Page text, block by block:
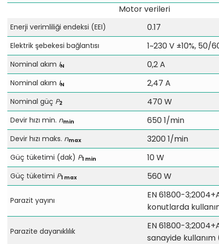
Motor verileri
Enerji verimliliği endeksi (EEI) 0.17
Elektrik şebekesi bağlantısı 1~230 V ±10%, 50/
Nominal akım IN 0,2 A
Nominal akım IN 2,47 A
Nominal güç P2 470 W
Devir hızı min. nmin 650 1/min
Devir hızı maks. nmax 3200 1/min
Güç tüketimi (dak) P1 min 10 W
Güç tüketimi P1 max 560 W
Parazit yayını
EN 61800-
konutlarda
Parazite dayanıklılık
EN 61800-
sanayide kullanım